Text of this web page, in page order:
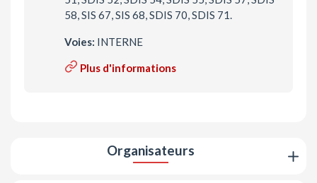
58, SIS 67, SIS 68, SDIS 70, SDIS 71.
Voies: INTERNE
Plus d'informations
Organisateurs